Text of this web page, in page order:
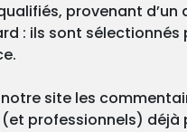
provenant
: ils sont
site les
professionnels)